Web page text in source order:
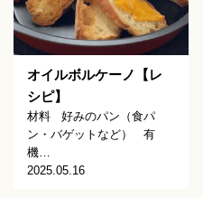
オイルボルケーノ【レ
シピ】
材料 好みのパン（食パ
ン・バゲットなど） 有
機…
2025.05.16